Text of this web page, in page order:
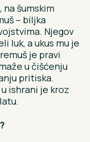
na šumskim
– biljka
Njegov
luk, a ukus mu je
je pravi
u čišćenju
pritiska.
ishrani je kroz